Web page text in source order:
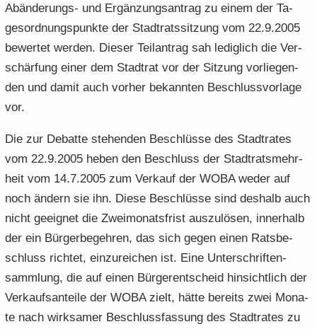
Abänderungs-​ und Er­gän­zungs­an­trag zu einem der Ta­
ges­ord­nungs­punk­te der Stadt­rats­sit­zung vom 22.9.2005
be­wer­tet wer­den. Die­ser Teil­an­trag sah le­dig­lich die Ver­
schär­fung einer dem Stadt­rat vor der Sit­zung vor­lie­gen­
den und damit auch vor­her be­kann­ten Be­schluss­vor­la­ge
vor.
Die zur De­bat­te ste­hen­den Be­schlüs­se des Stadt­ra­tes
vom 22.9.2005 heben den Be­schluss der Stadt­rats­mehr­
heit vom 14.7.2005 zum Ver­kauf der WOBA weder auf
noch än­dern sie ihn. Diese Be­schlüs­se sind des­halb auch
nicht ge­eig­net die Zwei­mo­nats­frist aus­zu­lö­sen, in­ner­halb
der ein Bür­ger­be­geh­ren, das sich gegen einen Rats­be­
schluss rich­tet, ein­zu­rei­chen ist. Eine Un­ter­schrif­ten­
samm­lung, die auf einen Bür­ger­ent­scheid hin­sicht­lich der
Ver­kaufs­an­tei­le der WOBA zielt, hätte be­reits zwei Mo­na­
te nach wirk­sa­mer Be­schluss­fas­sung des Stadt­ra­tes zu